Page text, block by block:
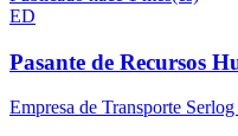
ED
Pasante de Recursos
Empresa de Transporte